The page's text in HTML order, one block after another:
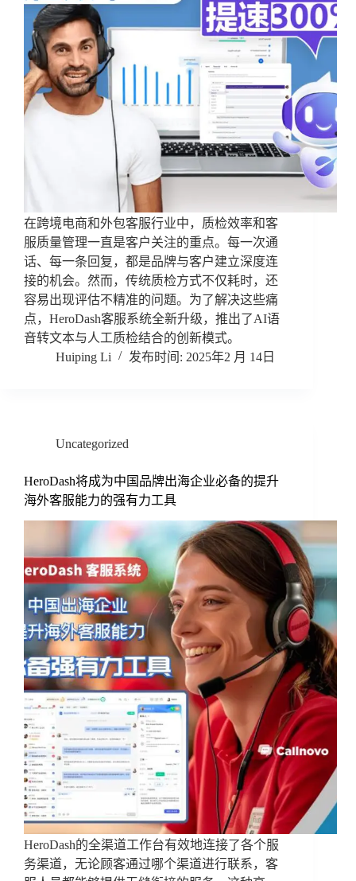
在跨境电商和外包客服行业中，质检效率和客
服质量管理一直是客户关注的重点。每一次通
话、每一条回复，都是品牌与客户建立深度连
接的机会。然而，传统质检方式不仅耗时，还
容易出现评估不精准的问题。为了解决这些痛
点，HeroDash客服系统全新升级，推出了AI语
音转文本与人工质检结合的创新模式。
Huiping Li
2025年2 月 14日
Uncategorized
HeroDash将成为中国品牌出海企业必备的提升
海外客服能力的强有力工具
HeroDash的全渠道工作台有效地连接了各个服
务渠道，无论顾客通过哪个渠道进行联系，客